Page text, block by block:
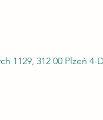
1129, 312 00 Plzeň 4-